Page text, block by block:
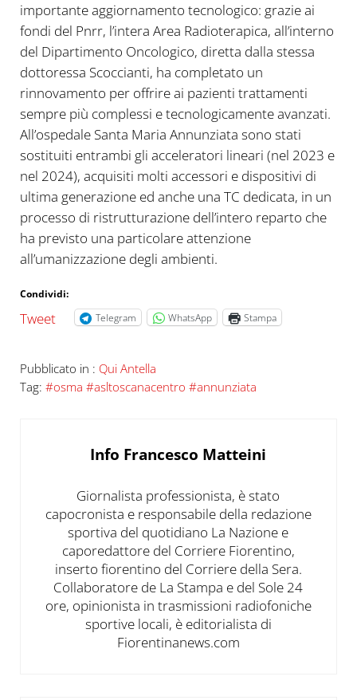
importante aggiornamento tecnologico: grazie ai
fondi del Pnrr, l’intera Area Radioterapica, all’interno
del Dipartimento Oncologico, diretta dalla stessa
dottoressa Scoccianti, ha completato un
rinnovamento per offrire ai pazienti trattamenti
sempre più complessi e tecnologicamente avanzati.
All’ospedale Santa Maria Annunziata sono stati
sostituiti entrambi gli acceleratori lineari (nel 2023 e
nel 2024), acquisiti molti accessori e dispositivi di
ultima generazione ed anche una TC dedicata, in un
processo di ristrutturazione dell’intero reparto che
ha previsto una particolare attenzione
all’umanizzazione degli ambienti.
Condividi:
Tweet Telegram WhatsApp Stampa
Pubblicato in : Qui Antella
Tag: #osma #asltoscanacentro #annunziata
Info Francesco Matteini
Giornalista professionista, è stato
capocronista e responsabile della redazione
sportiva del quotidiano La Nazione e
caporedattore del Corriere Fiorentino,
inserto fiorentino del Corriere della Sera.
Collaboratore de La Stampa e del Sole 24
ore, opinionista in trasmissioni radiofoniche
sportive locali, è editorialista di
Fiorentinanews.com